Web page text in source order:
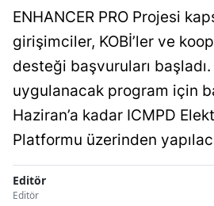
ENHANCER PRO Projesi
girişimciler, KOBİ’ler ve
desteği başvuruları
uygulanacak program için
Haziran’a kadar ICMPD
Platformu üzerinden
Editör
Editör